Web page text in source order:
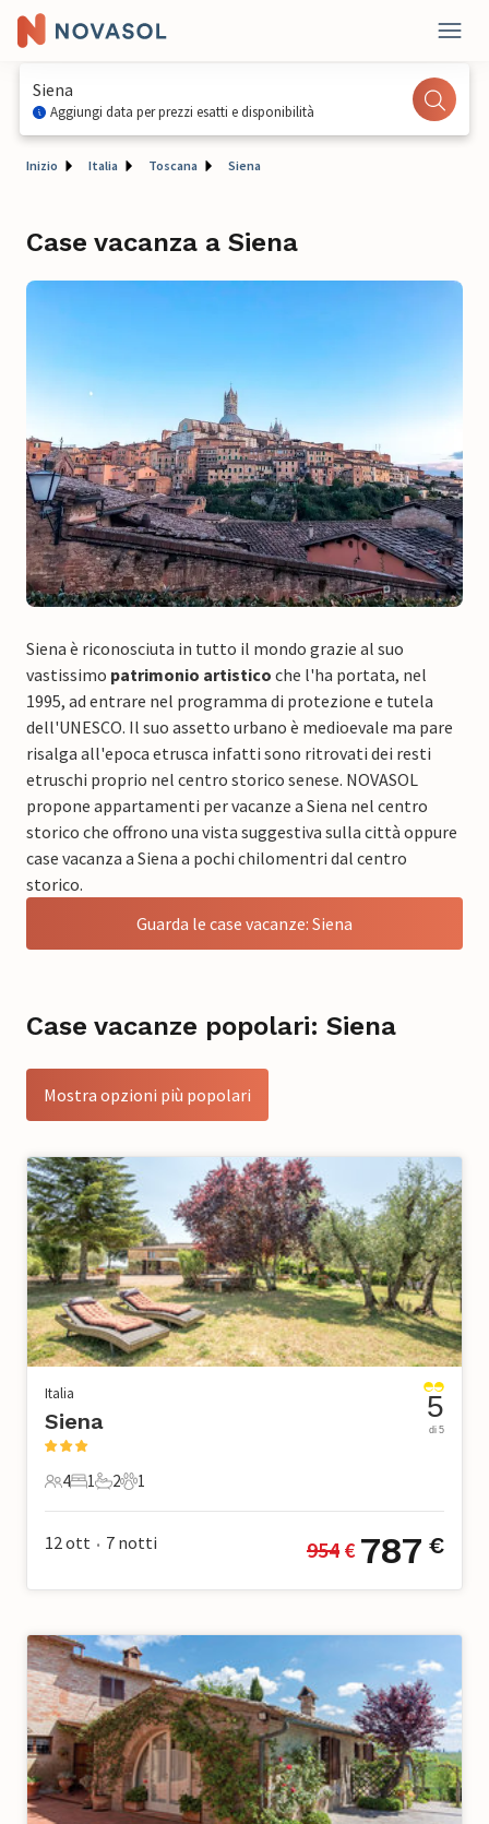
Siena
Aggiungi data per prezzi esatti e disponibilità
Inizio Italia Toscana Siena
Case vacanza a Siena
Siena è riconosciuta in tutto il mondo grazie al suo
vastissimo patrimonio artistico che l'ha portata, nel
1995, ad entrare nel programma di protezione e tutela
dell'UNESCO. Il suo assetto urbano è medioevale ma pare
risalga all'epoca etrusca infatti sono ritrovati dei resti
etruschi proprio nel centro storico senese. NOVASOL
propone appartamenti per vacanze a Siena nel centro
storico che offrono una vista suggestiva sulla città oppure
case vacanza a Siena a pochi chilomentri dal centro
storico.
Guarda le case vacanze: Siena
Case vacanze popolari: Siena
Mostra opzioni più popolari
Italia
Siena
4 Ospiti
4
1 Camera da letto
1
2 Bagni
2
1 Animale domestico
1
5
di 5
12 ott • 7 notti 954 € 787 €